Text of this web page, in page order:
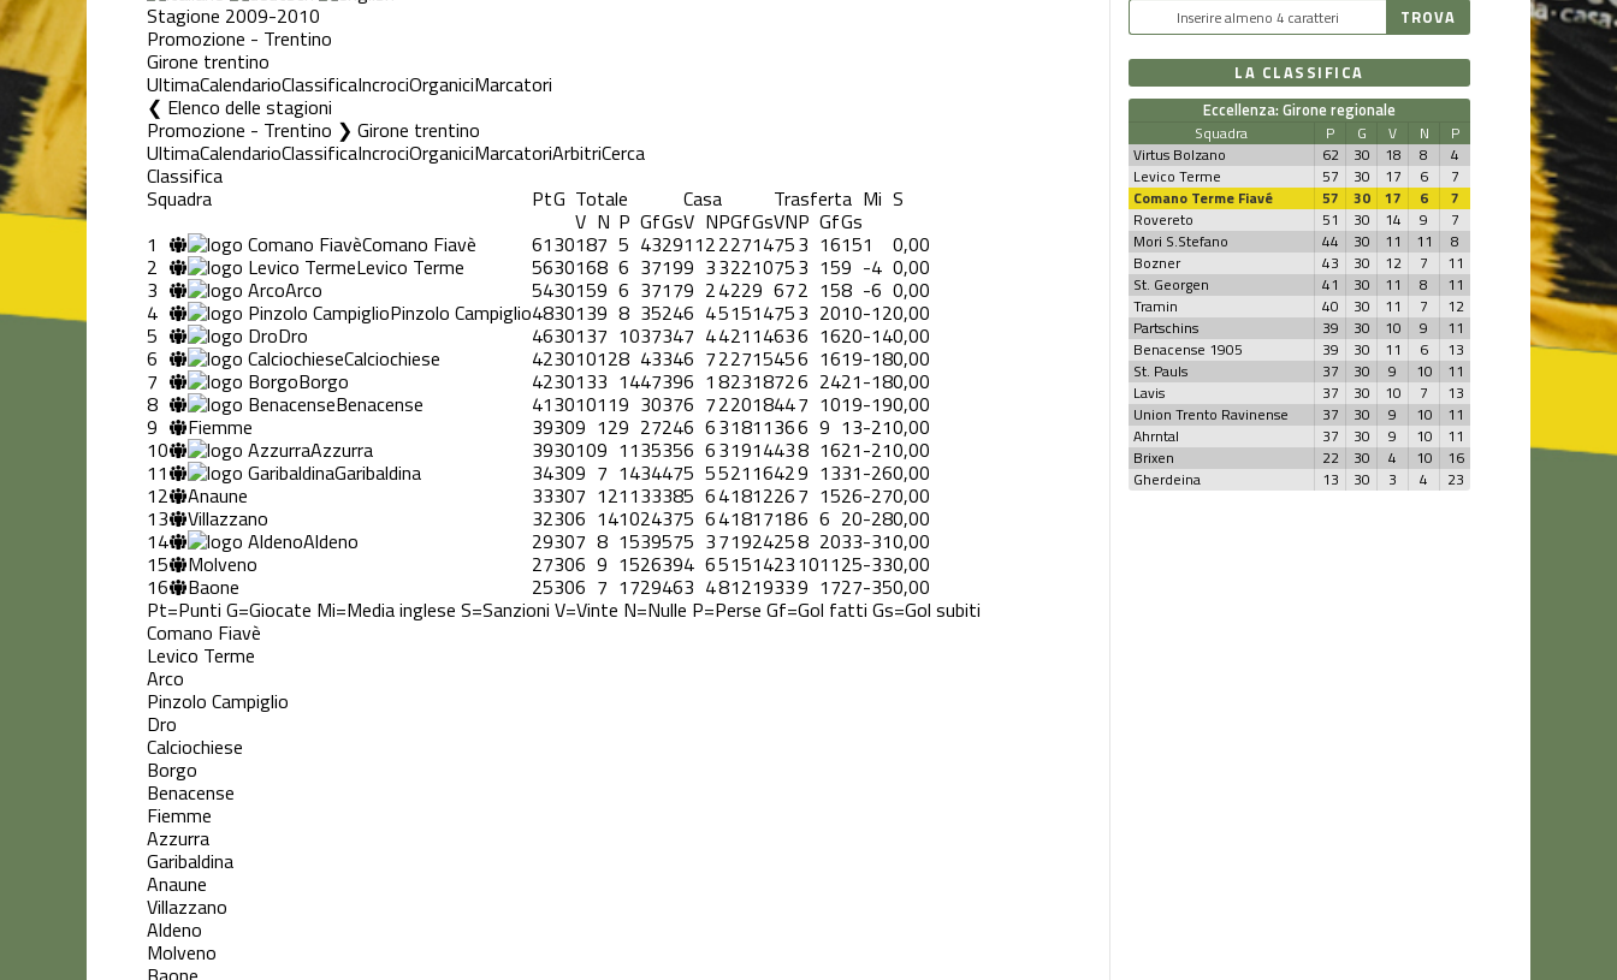
Stagione 2009-2010
Promozione - Trentino
Girone trentino
UltimaCalendarioClassificaIncrociOrganiciMarcatori
Elenco delle stagioni
Promozione - Trentino ❯ Girone trentino
UltimaCalendarioClassificaIncrociOrganiciMarcatoriArbitriCerca
Classifica
Squadra PtG Totale Casa Trasferta Mi S
V N P GfGsV NPGfGsVNP GfGs
1 Comano Fiavè 6130187 5 432911222714753 16151 0,00
2 Levico Terme 5630168 6 37199 332210753 159 -4 0,00
3 Arco 5430159 6 37179 24229 672 158 -6 0,00
4 Pinzolo Campiglio4830139 8 35246 451514753 2010-120,00
5 Dro 4630137 1037347 442114636 1620-140,00
6 Calciochiese 423010128 43346 722715456 1619-180,00
7 Borgo 4230133 1447396 1 82318726 2421-180,00
8 Benacense 413010119 30376 722018447 1019-190,00
9 Fiemme 39309 129 27246 631811366 9 13-210,00
10 Azzurra 3930109 1135356 631914438 1621-210,00
11 Garibaldina 34309 7 1434475 552116429 1331-260,00
12 Anaune 33307 121133385 641812267 1526-270,00
13 Villazzano 32306 141024375 641817186 6 20-280,00
14 Aldeno 29307 8 1539575 371924258 2033-310,00
15 Molveno 27306 9 1526394 65151423101125-330,00
16 Baone 25306 7 1729463 481219339 1727-350,00
Pt=Punti G=Giocate Mi=Media inglese S=Sanzioni V=Vinte N=Nulle P=Perse Gf=Gol fatti Gs=Gol subiti
Comano Fiavè
Levico Terme
Arco
Pinzolo Campiglio
Dro
Calciochiese
Borgo
Benacense
Fiemme
Azzurra
Garibaldina
Anaune
Villazzano
Aldeno
Molveno
LA CLASSIFICA
Eccellenza: Girone regionale
Squadra P G V N
P
Virtus Bolzano
62 30 18 8
4
Levico Terme
57 30 17 6
7
Comano Terme Fiavé
57 30 17 6
7
Rovereto
51 30 14 9
7
Mori S.Stefano
44 30 11 11
8
Bozner
43 30 12 7
11
St. Georgen
41 30 11 8
11
Tramin
40 30 11 7
12
Partschins
39 30 10 9
11
Benacense 1905
39 30 11 6
13
St. Pauls
37 30 9 10
11
Lavis
37 30 10 7
13
Union Trento Ravinense
37 30 9 10
11
Ahrntal
37 30 9 10
11
Brixen
22 30 4 10
16
Gherdeina
13 30 3 4 23